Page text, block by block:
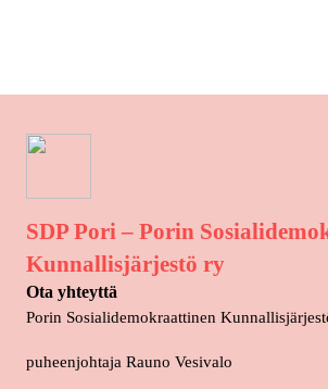
SDP Pori – Porin
Kunnallisjärjestö ry
Ota yhteyttä
Porin Sosialidemokraattinen
puheenjohtaja Rauno Vesivalo